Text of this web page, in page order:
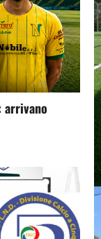
arrivano